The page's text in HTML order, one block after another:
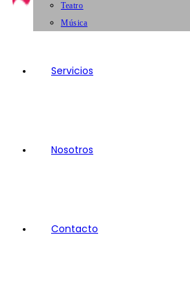
Teatro
Música
Servicios
Nosotros
Contacto